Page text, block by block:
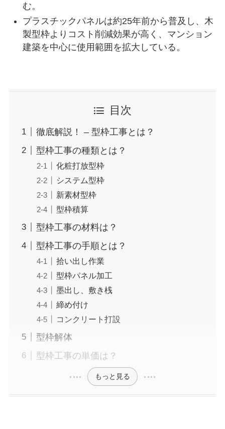
む。
プラスチックパネルは約25年前から普及し、木
製型枠よりコスト削減効果が高く、マンション
建築を中心に使用範囲を拡大している。
目次
徹底解説！ – 型枠工事とは？
型枠工事の種類とは？
化粧打放型枠
システム型枠
新素材型枠
型枠積算
型枠工事の材料は？
型枠工事の手順とは？
拾い出し作業
型枠パネル加工
墨出し、敷き桟
締め付け
コンクリート打設
型枠解体
型枠工事の単価は？
もっと見る